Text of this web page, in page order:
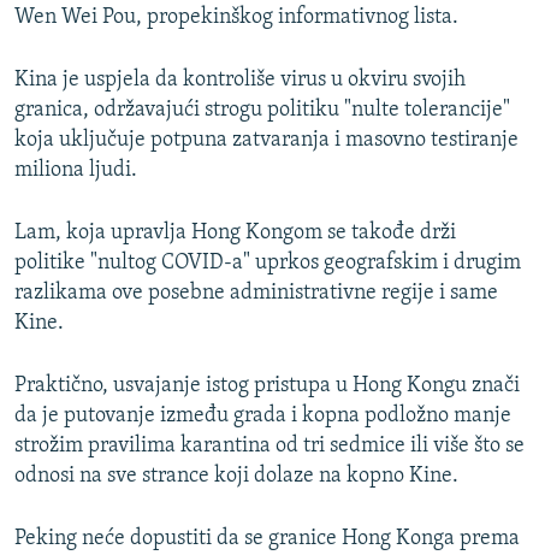
Wen Wei Pou, propekinškog informativnog lista.
Kina je uspjela da kontroliše virus u okviru svojih
granica, održavajući strogu politiku "nulte tolerancije"
koja uključuje potpuna zatvaranja i masovno testiranje
miliona ljudi.
Lam, koja upravlja Hong Kongom se takođe drži
politike "nultog COVID-a" uprkos geografskim i drugim
razlikama ove posebne administrativne regije i same
Kine.
Praktično, usvajanje istog pristupa u Hong Kongu znači
da je putovanje između grada i kopna podložno manje
strožim pravilima karantina od tri sedmice ili više što se
odnosi na sve strance koji dolaze na kopno Kine.
Peking neće dopustiti da se granice Hong Konga prema